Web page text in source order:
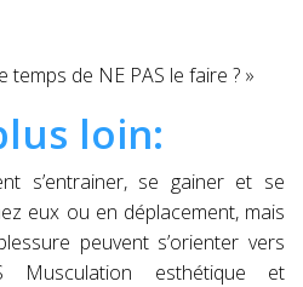
temps de NE PAS le faire ? »
loin:
s’entrainer, se gainer et se
eux ou en déplacement, mais
peuvent s’orienter vers
Musculation esthétique et